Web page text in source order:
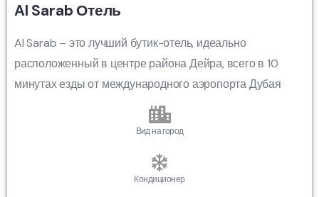
Al Sarab Отель
Al Sarab – это лучший бутик-отель, идеально
расположенный в центре района Дейра, всего в 10
минутах езды от международного аэропорта Дубая
Вид на город
Кондиционер